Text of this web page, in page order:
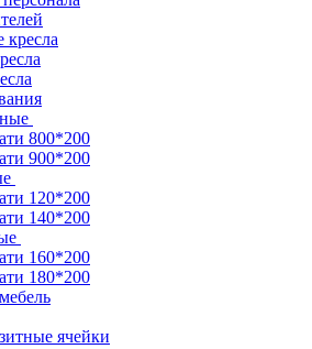
кресла
800*200
900*200
120*200
140*200
160*200
180*200
ячейки